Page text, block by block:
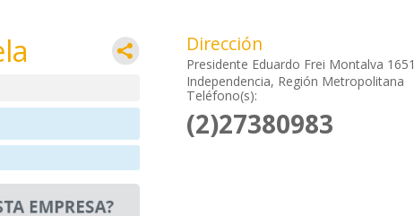
Dirección
Presidente Eduardo Frei Montalva 1651
Independencia, Región Metropolitana
Teléfono(s):
(2)27380983